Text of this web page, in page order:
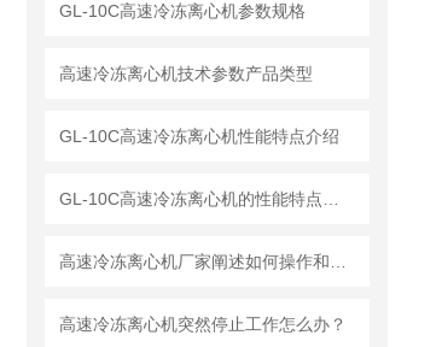
GL-10C高速冷冻离心机参数规格
高速冷冻离心机技术参数产品类型
GL-10C高速冷冻离心机性能特点介绍
高速冷冻离心机突然停止工作怎么办？